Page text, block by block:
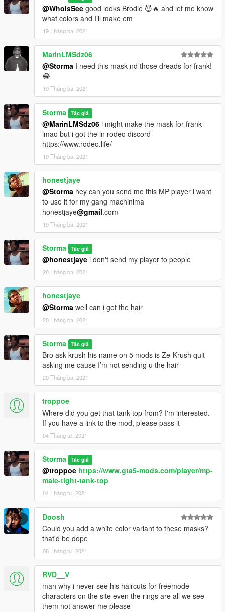
@WhoIsSee good looks Brodie 😈🔥 and let me know
what colors and I’ll make em
19 Tháng ba, 2021
MarinLMSdz06
@Storma I need this mask nd those dreads for frank!
😂
19 Tháng ba, 2021
Storma Tác giả
@MarinLMSdz06 i might make the mask for frank
lmao but i got the in rodeo discord
https://www.rodeo.life/
19 Tháng ba, 2021
honestjaye
@Storma hey can you send me this MP player i want
to use it for my gang machinima
honestjaye@gmail.com
19 Tháng ba, 2021
Storma Tác giả
@honestjaye i don't send my player to people
20 Tháng ba, 2021
honestjaye
@Storma well can i get the hair
20 Tháng ba, 2021
Storma Tác giả
Bro ask krush his name on 5 mods is Ze-Krush quit
asking me cause I’m not sending u the hair
20 Tháng ba, 2021
troppoe
Where did you get that tank top from? I'm interested.
If you have a link to the mod, please pass it
04 Tháng tư, 2021
Storma Tác giả
@troppoe https://www.gta5-mods.com/player/mp-
male-tight-tank-top
04 Tháng tư, 2021
Doosh
Could you add a white color variant to these masks?
that'd be dope
08 Tháng tư, 2021
RVD__V
man why i never see his haircuts for freemode
characters on the site even the rings are all we see
them not answer me please